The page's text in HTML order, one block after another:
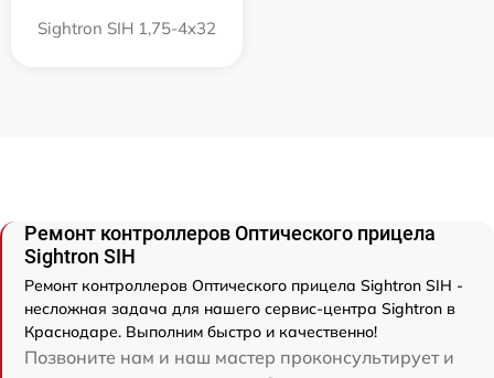
Sightron SIH 1,75-4x32
Ремонт контроллеров Оптического прицела
Sightron SIH
Ремонт контроллеров Оптического прицела Sightron SIH -
несложная задача для нашего сервис-центра Sightron в
Краснодаре. Выполним быстро и качественно!
Позвоните нам и наш мастер проконсультирует и